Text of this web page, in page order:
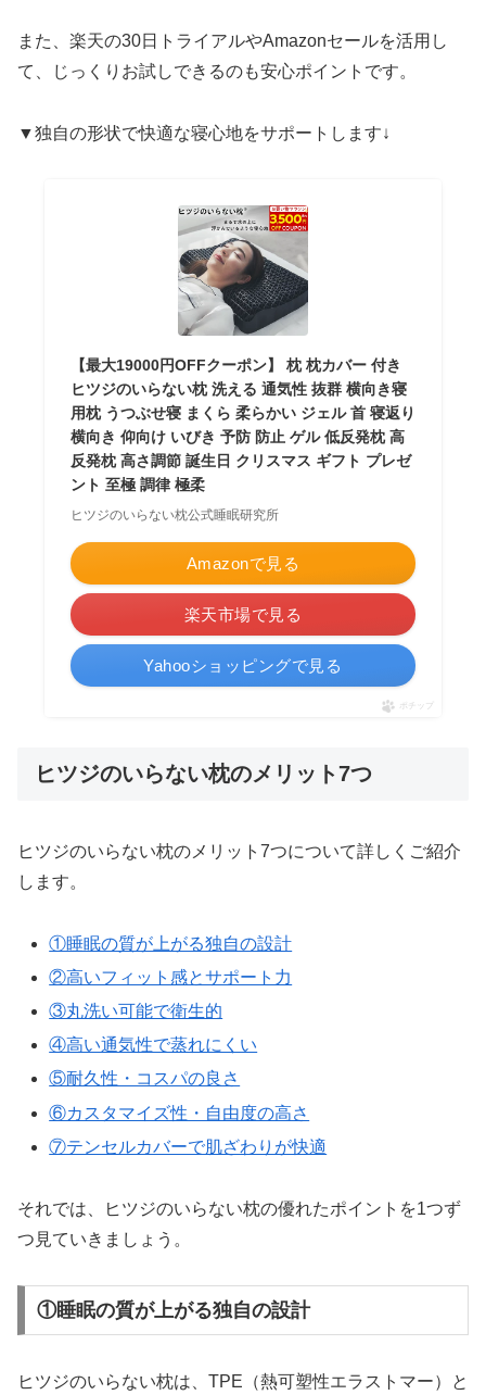
また、楽天の30日トライアルやAmazonセールを活用し
て、じっくりお試しできるのも安心ポイントです。
▼独自の形状で快適な寝心地をサポートします↓
【最大19000円OFFクーポン】 枕 枕カバー 付き
ヒツジのいらない枕 洗える 通気性 抜群 横向き寝
用枕 うつぶせ寝 まくら 柔らかい ジェル 首 寝返り
横向き 仰向け いびき 予防 防止 ゲル 低反発枕 高
反発枕 高さ調節 誕生日 クリスマス ギフト プレゼ
ント 至極 調律 極柔
ヒツジのいらない枕公式睡眠研究所
Amazonで見る
楽天市場で見る
Yahooショッピングで見る
ポチップ
ヒツジのいらない枕のメリット7つ
ヒツジのいらない枕のメリット7つについて詳しくご紹介
します。
①睡眠の質が上がる独自の設計
②高いフィット感とサポート力
③丸洗い可能で衛生的
④高い通気性で蒸れにくい
⑤耐久性・コスパの良さ
⑥カスタマイズ性・自由度の高さ
⑦テンセルカバーで肌ざわりが快適
それでは、ヒツジのいらない枕の優れたポイントを1つず
つ見ていきましょう。
①睡眠の質が上がる独自の設計
ヒツジのいらない枕は、TPE（熱可塑性エラストマー）と